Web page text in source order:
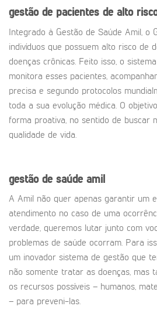
gestão de pacientes de alto
Integrado à Gestão de Saúde Amil, o
indivíduos que possuem alto risco de
doenças crônicas. Feito isso, o
monitora esses pacientes,
precisa e segundo protocolos
toda a sua evolução médica. O
forma proativa, no sentido de buscar
qualidade de vida.
gestão de saúde amil
A Amil não quer apenas garantir um
atendimento no caso de uma
verdade, queremos lutar junto com
problemas de saúde ocorram. Para
um inovador sistema de gestão que
não somente tratar as doenças, mas
os recursos possíveis – humanos,
– para preveni-las.